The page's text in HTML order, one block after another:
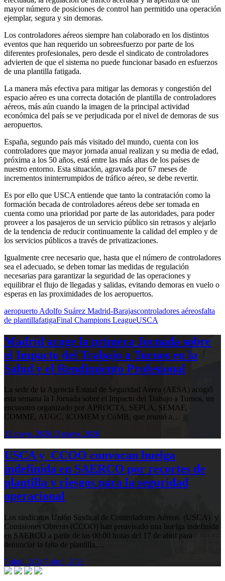
mayor número de posiciones de control han permitido una operación
ejemplar, segura y sin demoras.
Los controladores aéreos siempre han colaborado en los distintos
eventos que han requerido un sobreesfuerzo por parte de los
diferentes profesionales, pero desde el sindicato de controladores
advierten de que el sistema no puede funcionar basado en esfuerzos
de una plantilla fatigada.
La manera más efectiva para mitigar las demoras y congestión del
espacio aéreo es una correcta dotación de plantilla de controladores
aéreos, más aún cuando la imagen de la principal actividad
económica del país se ve perjudicada por el nivel de demoras de sus
aeropuertos.
España, segundo país más visitado del mundo, cuenta con los
controladores que mayor jornada anual realizan y su media de edad,
próxima a los 50 años, está entre las más altas de los países de
nuestro entorno. Esta situación, agravada por 67 meses de
incrementos ininterrumpidos de tráfico aéreo, se debe revertir.
Es por ello que USCA entiende que tanto la contratación como la
formación becada de controladores aéreos debe ser tomada en
cuenta como una prioridad por parte de las autoridades, para poder
proveer a los pasajeros de un servicio público sin retrasos y alejarlo
de la tendencia de reducir continuamente la calidad del empleo y de
los servicios públicos a través de privatizaciones.
Igualmente cree necesario que, hasta que el número de controladores
sea el adecuado, se deben tomar las medidas de regulación
necesarias para garantizar la seguridad de las operaciones y
equilibrar el flujo de llegadas y salidas, evitando demoras en vuelo o
esperas en las proximidades de los aeropuertos.
aeropuerto Adolfo Suárez Madrid-Barajascontroladores aéreosfalta
de plantillafatigaFinal Champions LeagueUSCA
Madrid acoge la primera Jornada sobre
el Impacto del Trabajo a Turnos en la
Salud y el Rendimiento Profesional
La sede de la Agencia Estatal de Seguridad Aérea (AESA) acogió
esta semana la I Jornada sobre el Impacto del Trabajo a Turnos, un
encuentro organizado por APROCTA, SEPLA, SEMAF,
COMME, AUGC, ICOMEM y CoMB, que reunió a…
13 mayo, 202613 mayo, 2026
USCA y CCOO convocan huelga
indefinida en SAERCO por recortes de
plantilla y riesgos para la seguridad
operacional
Los sindicatos Unión Sindical de Controladores Aéreos (USCA) y
Comisiones Obreras (CCOO) han preavisado una huelga indefinida
en SAERCO a partir de las 00:00 horas del 17 de abril para
denunciar la falta de plantilla,…
7 abril, 20267 abril, 2026